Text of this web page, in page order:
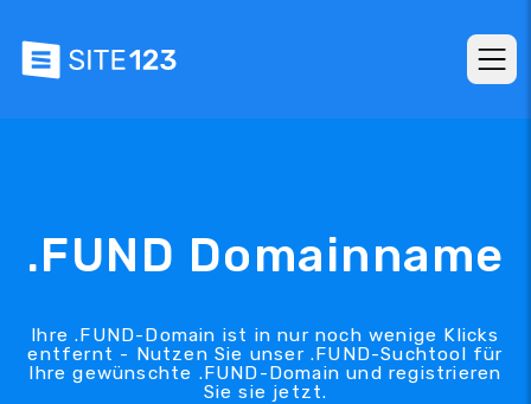
.FUND Domainname
Ihre .FUND-Domain ist in nur noch wenige Klicks
entfernt - Nutzen Sie unser .FUND-Suchtool für
Ihre gewünschte .FUND-Domain und registrieren
Sie sie jetzt.